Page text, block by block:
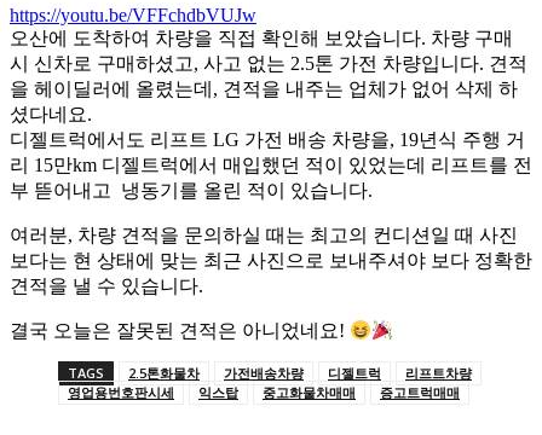
https://youtu.be/VFFchdbVUJw
오산에 도착하여 차량을 직접 확인해 보았습니다. 차량 구매
시 신차로 구매하셨고, 사고 없는 2.5톤 가전 차량입니다. 견적
을 헤이딜러에 올렸는데, 견적을 내주는 업체가 없어 삭제 하
셨다네요.
디젤트럭에서도 리프트 LG 가전 배송 차량을, 19년식 주행 거
리 15만km 디젤트럭에서 매입했던 적이 있었는데 리프트를 전
부 뜯어내고 냉동기를 올린 적이 있습니다.
여러분, 차량 견적을 문의하실 때는 최고의 컨디션일 때 사진
보다는 현 상태에 맞는 최근 사진으로 보내주셔야 보다 정확한
견적을 낼 수 있습니다.
결국 오늘은 잘못된 견적은 아니었네요!
TAGS 2.5톤화물차 가전배송차량 디젤트럭
리프트차량
영업용번호판시세
익스탑 중고화물차매매 증고트럭매매